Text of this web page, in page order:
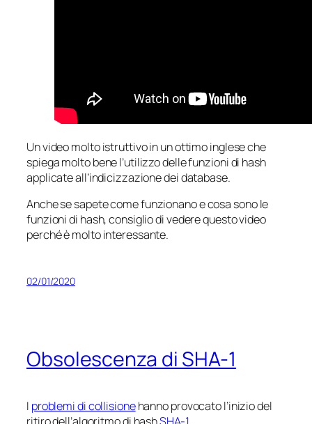
Un video molto istruttivo in un ottimo inglese che
spiega molto bene l’utilizzo delle funzioni di hash
applicate all’indicizzazione dei database.
Anche se sapete come funzionano e cosa sono le
funzioni di hash, consiglio di vedere questo video
perché è molto interessante.
02/01/2020
Obsolescenza di SHA-1
I problemi di collisionehanno provocato l’inizio del
ritiro dell’algoritmo di hashSHA-1.